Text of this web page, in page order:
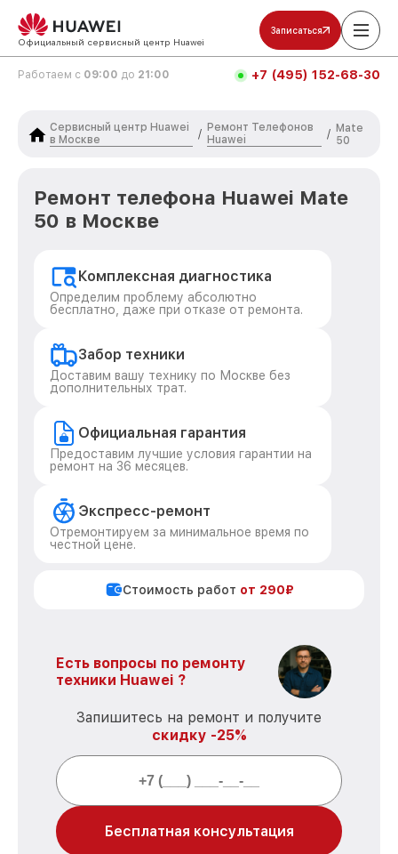
Официальный сервисный центр Huawei
Записаться
Работаем с 09:00 до 21:00 +7 (495) 152-68-30
Сервисный центр Huawei
в Москве
/
Ремонт Телефонов
Huawei
/ Mate
50
Ремонт телефона Huawei Mate
50 в Москве
Комплексная диагностика
Определим проблему абсолютно
бесплатно, даже при отказе от ремонта.
Забор техники
Доставим вашу технику по Москве без
дополнительных трат.
Официальная гарантия
Предоставим лучшие условия гарантии на
ремонт на 36 месяцев.
Экспресс-ремонт
Отремонтируем за минимальное время по
честной цене.
Стоимость работ от 290₽
Есть вопросы по ремонту
техники Huawei ?
Запишитесь на ремонт и получите
скидку -25%
Бесплатная консультация